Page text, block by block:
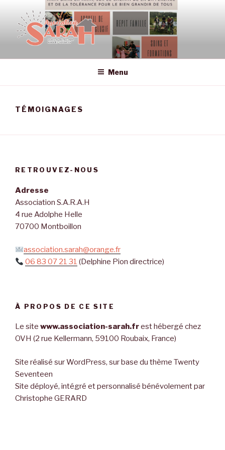
contenu
principal
ASSOCIATION SARAH – SOINS,
ACTIVITÉS, RÉPIT, ADAPTÉS,
HANDICAP
Association aidants handicap à Montboillon (70)
Menu
TÉMOIGNAGES
RETROUVEZ-NOUS
Adresse
Association S.A.R.A.H
4 rue Adolphe Helle
70700 Montboillon
association.sarah@orange.fr
06 83 07 21 31 (Delphine Pion directrice)
À PROPOS DE CE SITE
Le site www.association-sarah.frest hébergé chez
OVH (2 rue Kellermann, 59100 Roubaix, France)
Site réalisé sur WordPress, sur base du thème Twenty
Seventeen
Site déployé, intégré et personnalisé bénévolement par
Christophe GERARD